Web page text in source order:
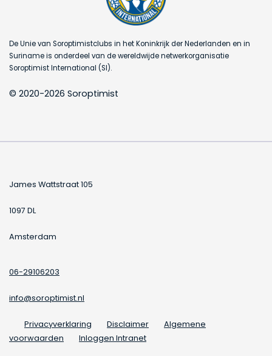
De Unie van Soroptimistclubs in het Koninkrijk der Nederlanden en in
Suriname is onderdeel van de wereldwijde netwerkorganisatie
Soroptimist International (SI).
© 2020-2026 Soroptimist
James Wattstraat 105
1097 DL
Amsterdam
06-29106203
info@soroptimist.nl
Privacyverklaring Disclaimer
Algemene
voorwaarden
Inloggen Intranet